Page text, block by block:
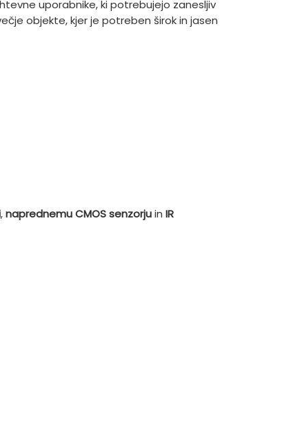
uporabnike, ki potrebujejo zanesljiv
objekte, kjer je potreben širok in jasen
,naprednemu CMOS senzorjuin IR